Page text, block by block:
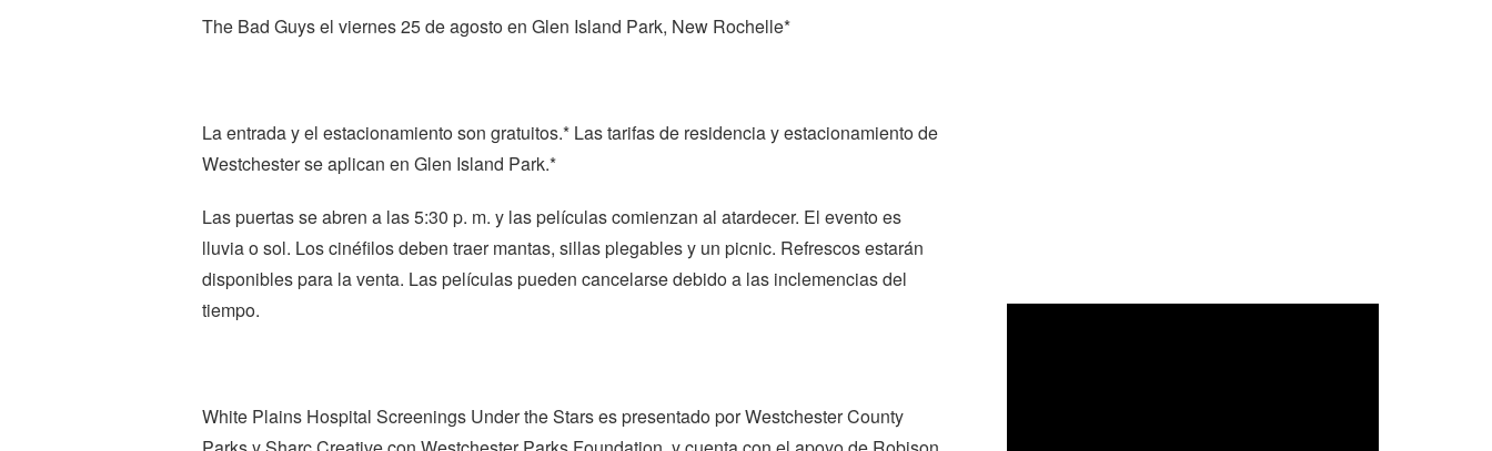
The Bad Guys el viernes 25 de agosto en Glen Island Park, New Rochelle*
La entrada y el estacionamiento son gratuitos.* Las tarifas de residencia y estacionamiento de
Westchester se aplican en Glen Island Park.*
Las puertas se abren a las 5:30 p. m. y las películas comienzan al atardecer. El evento es
lluvia o sol. Los cinéfilos deben traer mantas, sillas plegables y un picnic. Refrescos estarán
disponibles para la venta. Las películas pueden cancelarse debido a las inclemencias del
tiempo.
White Plains Hospital Screenings Under the Stars es presentado por Westchester County